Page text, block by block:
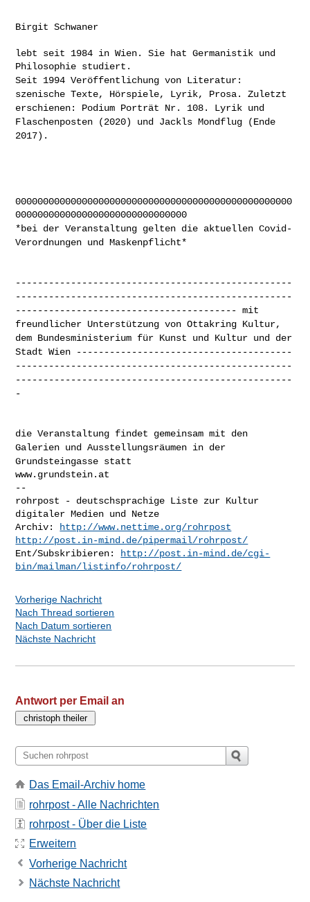
Birgit Schwaner
lebt seit 1984 in Wien. Sie hat Germanistik und
Seit 1994 Veröffentlichung von Literatur:
szenische Texte, Hörspiele, Lyrik, Prosa.Zuletzt
erschienen: Podium Porträt Nr. 108. Lyrik und
Flaschenposten
(2020) und Jackls Mondflug (Ende
2017).
00000000000000000000000000000000000000000000000000
*bei der Veranstaltung gelten die aktuellen Covid-
Verordnungen undMaskenpflicht*
--------------------------------------------------
--------------------------------------------------
----------------------------------------mit
freundlicher Unterstützung von Ottakring Kultur,
dem Bundesministerium für Kunst und Kultur und der
Stadt Wien
---------------------------------------
--------------------------------------------------
--------------------------------------------------
-
die Veranstaltung findet gemeinsam mit den
Galerien undAusstellungsräumen in der
Grundsteingasse statt
www.grundstein.at
--
rohrpost - deutschsprachige Liste zur Kultur
digitaler Medien und Netze
Archiv:
http://www.nettime.org/rohrpost
http://post.in-mind.de/pipermail/rohrpost/
Ent/Subskribieren:
http://post.in-mind.de/cgi-
bin/mailman/listinfo/rohrpost/
Vorherige Nachricht
Nach Thread sortieren
Nach Datum sortieren
Nächste Nachricht
Antwort per Email an
Das Email-Archiv home
rohrpost - Alle Nachrichten
rohrpost - Über die Liste
Erweitern
Vorherige Nachricht
Nächste Nachricht